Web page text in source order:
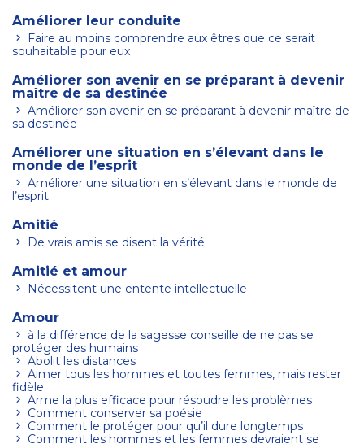
Améliorer leur conduite
souhaitable pour eux
Améliorer son avenir en se préparant à devenir
maître de sa destinée
sa destinée
Améliorer une situation en s’élevant dans le
monde de l’esprit
l’esprit
Amitié
De vrais amis se disent la vérité
Amitié et amour
Nécessitent une entente intellectuelle
Amour
protéger des humains
Abolit les distances
fidèle
Arme la plus efficace pour résoudre les problèmes
Comment conserver sa poésie
Comment le protéger pour qu’il dure longtemps